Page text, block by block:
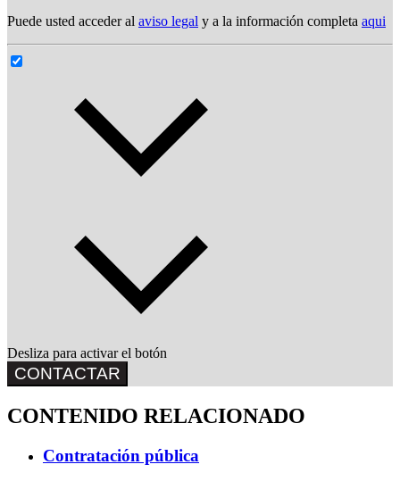
Puede usted acceder al aviso legal y a la información completa aqui
Desliza para activar el botón
CONTACTAR
CONTENIDO RELACIONADO
Contratación pública